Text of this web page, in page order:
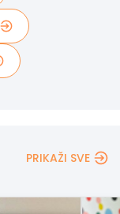
PRIKAŽI SVE